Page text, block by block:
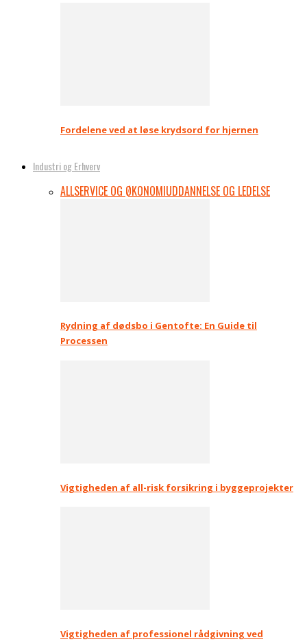
Fordelene ved at løse krydsord for hjernen
Industri og Erhverv
ALLSERVICE OG ØKONOMIUDDANNELSE OG LEDELSE
Rydning af dødsbo i Gentofte: En Guide til
Processen
Vigtigheden af all-risk forsikring i byggeprojekter
Vigtigheden af professionel rådgivning ved